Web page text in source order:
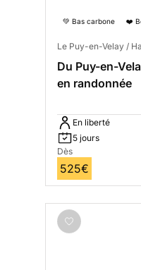
💚 Bas carbone ❤️
Le Puy-en-Velay /
Du Puy-en-
en randonnée
En liberté
5 jours
Dès
525€